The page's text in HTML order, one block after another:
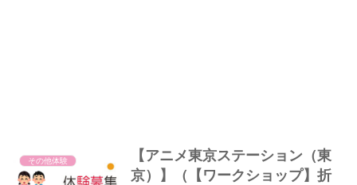
その他体験
【アニメ東京ステーション（東
京）】（【ワークショップ】折